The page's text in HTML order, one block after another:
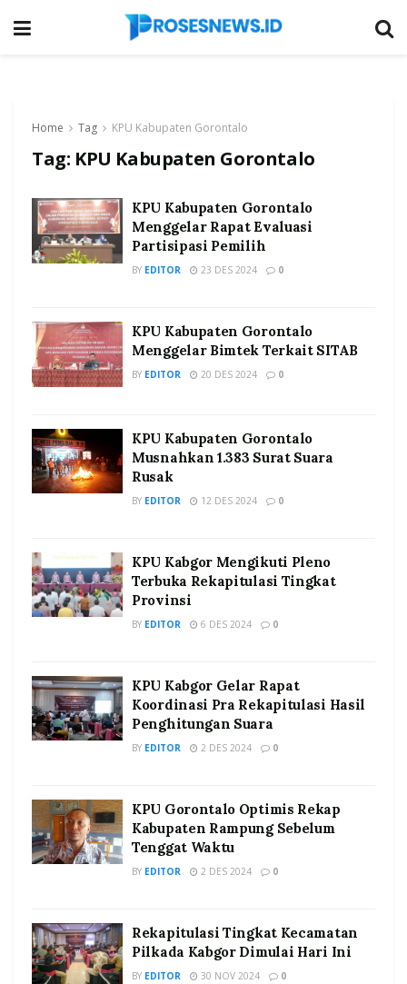
Home Tag KPU Kabupaten Gorontalo
Tag: KPU Kabupaten Gorontalo
KPU Kabupaten Gorontalo
Menggelar Rapat Evaluasi
Partisipasi Pemilih
BY EDITOR 23 DES 2024 0
KPU Kabupaten Gorontalo
Menggelar Bimtek Terkait SITAB
BY EDITOR 20 DES 2024 0
KPU Kabupaten Gorontalo
Musnahkan 1.383 Surat Suara
Rusak
BY EDITOR 12 DES 2024 0
KPU Kabgor Mengikuti Pleno
Terbuka Rekapitulasi Tingkat
Provinsi
BY EDITOR 6 DES 2024 0
KPU Kabgor Gelar Rapat
Koordinasi Pra Rekapitulasi Hasil
Penghitungan Suara
BY EDITOR 2 DES 2024 0
KPU Gorontalo Optimis Rekap
Kabupaten Rampung Sebelum
Tenggat Waktu
BY EDITOR 2 DES 2024 0
Rekapitulasi Tingkat Kecamatan
Pilkada Kabgor Dimulai Hari Ini
BY EDITOR 30 NOV 2024 0